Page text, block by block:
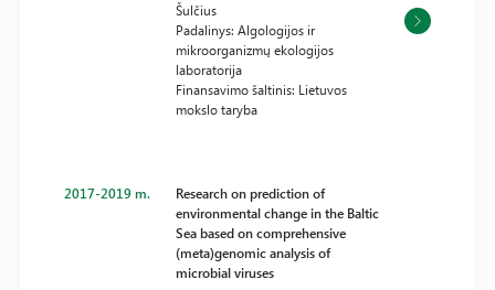
Šulčius
Padalinys: Algologijos ir
mikroorganizmų ekologijos
laboratorija
Finansavimo šaltinis: Lietuvos
mokslo taryba
2017-2019 m.
Research on prediction of
environmental change in the Baltic
Sea based on comprehensive
(meta)genomic analysis of
microbial viruses